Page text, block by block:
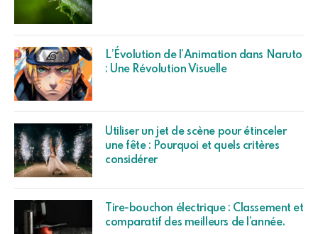
L’Évolution de l’Animation dans Naruto
: Une Révolution Visuelle
Utiliser un jet de scène pour étinceler
une fête : Pourquoi et quels critères
considérer
Tire-bouchon électrique : Classement et
comparatif des meilleurs de l’année.